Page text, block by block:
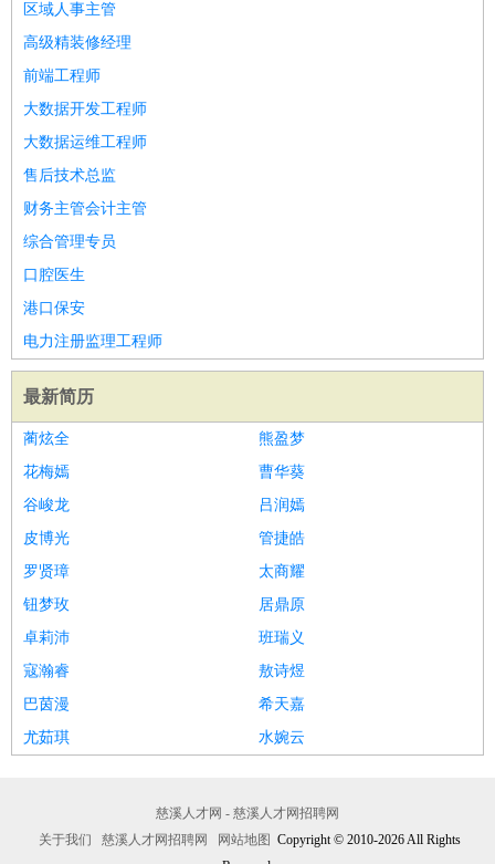
区域人事主管
高级精装修经理
前端工程师
大数据开发工程师
大数据运维工程师
售后技术总监
财务主管会计主管
综合管理专员
口腔医生
港口保安
电力注册监理工程师
最新简历
蔺炫全
熊盈梦
花梅嫣
曹华葵
谷峻龙
吕润嫣
皮博光
管捷皓
罗贤璋
太商耀
钮梦玫
居鼎原
卓莉沛
班瑞义
寇瀚睿
敖诗煜
巴茵漫
希天嘉
尤茹琪
水婉云
慈溪人才网 - 慈溪人才网招聘网
关于我们
慈溪人才网招聘网 网站地图 Copyright © 2010-2026 All Rights